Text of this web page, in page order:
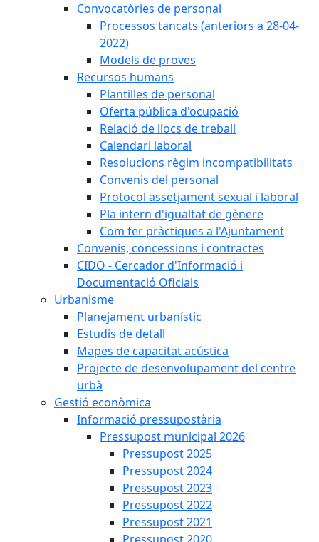
Convocatòries de personal
Processos tancats (anteriors a 28-04-
2022)
Models de proves
Recursos humans
Plantilles de personal
Oferta pública d'ocupació
Relació de llocs de treball
Calendari laboral
Resolucions règim incompatibilitats
Convenis del personal
Protocol assetjament sexual i laboral
Pla intern d'igualtat de gènere
Com fer pràctiques a l'Ajuntament
Convenis, concessions i contractes
CIDO - Cercador d'Informació i
Documentació Oficials
Urbanisme
Planejament urbanístic
Estudis de detall
Mapes de capacitat acústica
Projecte de desenvolupament del centre
urbà
Gestió econòmica
Informació pressupostària
Pressupost municipal 2026
Pressupost 2025
Pressupost 2024
Pressupost 2023
Pressupost 2022
Pressupost 2021